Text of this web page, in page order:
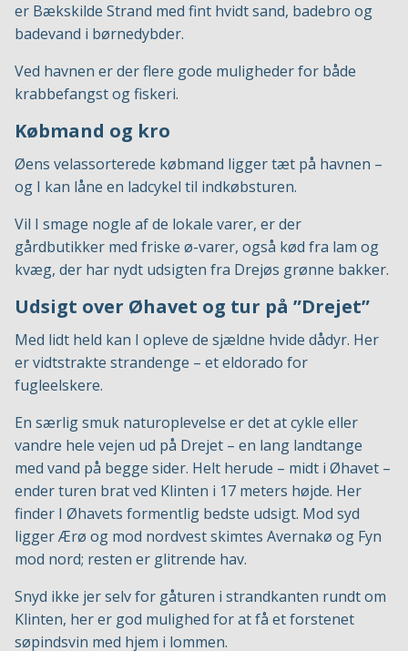
er Bækskilde Strand med fint hvidt sand, badebro og
badevand i børnedybder.
Ved havnen er der flere gode muligheder for både
krabbefangst og fiskeri.
Købmand og kro
Øens velassorterede købmand ligger tæt på havnen –
og I kan låne en ladcykel til indkøbsturen.
Vil I smage nogle af de lokale varer, er der
gårdbutikker med friske ø-varer, også kød fra lam og
kvæg, der har nydt udsigten fra Drejøs grønne bakker.
Udsigt over Øhavet og tur på ”Drejet”
Med lidt held kan I opleve de sjældne hvide dådyr. Her
er vidtstrakte strandenge – et eldorado for
fugleelskere.
En særlig smuk naturoplevelse er det at cykle eller
vandre hele vejen ud på Drejet – en lang landtange
med vand på begge sider. Helt herude – midt i Øhavet –
ender turen brat ved Klinten i 17 meters højde. Her
finder I Øhavets formentlig bedste udsigt. Mod syd
ligger Ærø og mod nordvest skimtes Avernakø og Fyn
mod nord; resten er glitrende hav.
Snyd ikke jer selv for gåturen i strandkanten rundt om
Klinten, her er god mulighed for at få et forstenet
søpindsvin med hjem i lommen.